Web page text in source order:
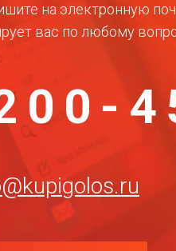
на электронную
вас по любому